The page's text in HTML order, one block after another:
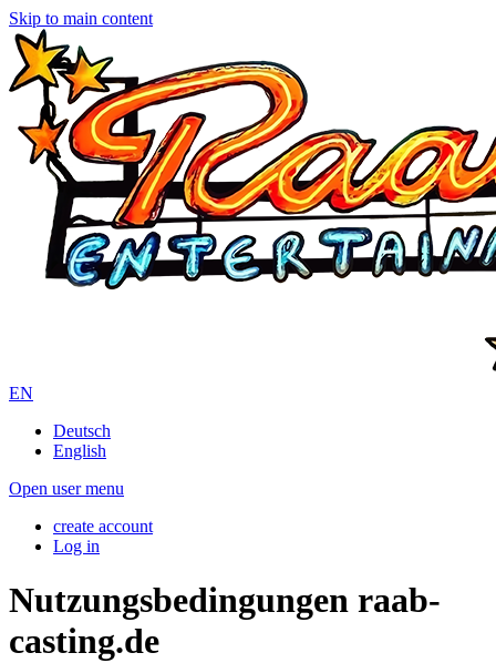
Skip to main content
EN
Deutsch
English
Open user menu
create account
Log in
Nutzungsbedingungen raab-
casting.de